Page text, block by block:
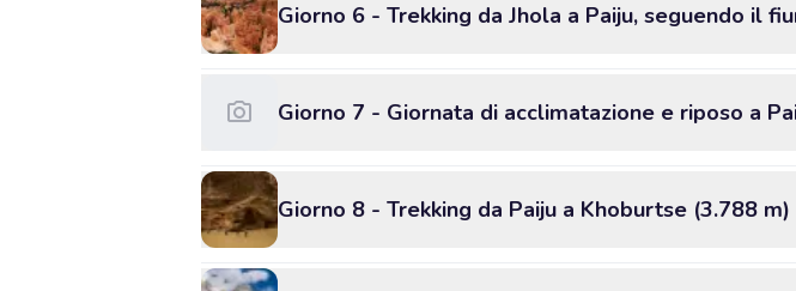
Giorno 6 - Trekking da Jhola a Paiju, seguendo il
Giorno 7 - Giornata di acclimatazione e riposo a
Giorno 8 - Trekking da Paiju a Khoburtse (3.788 m)